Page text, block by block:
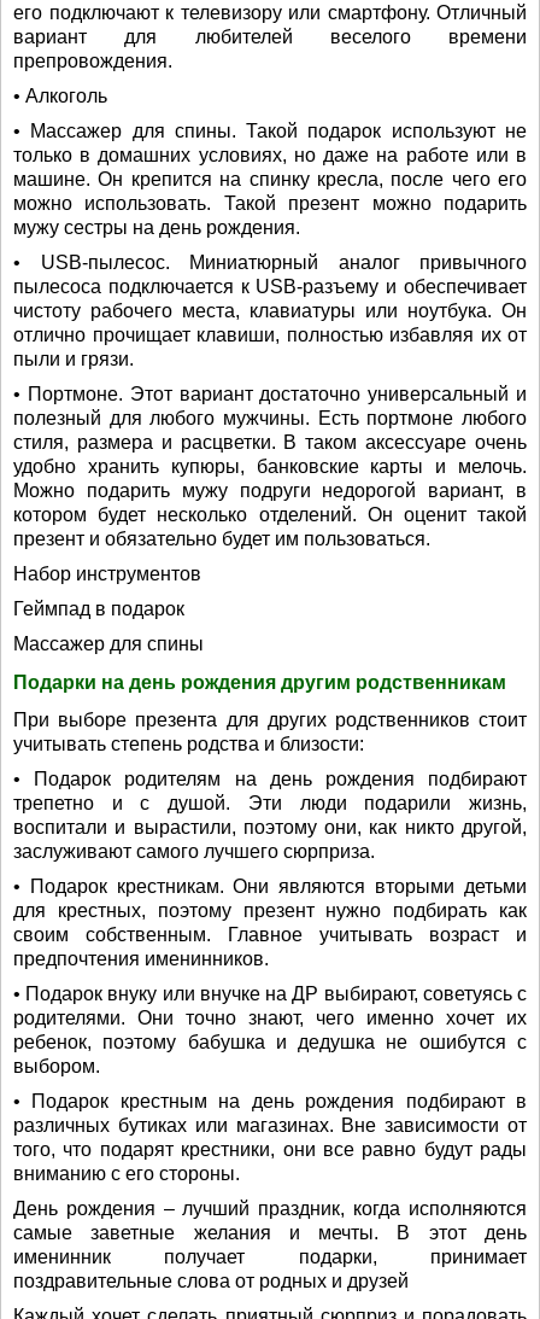
его подключают к телевизору или смартфону. Отличный
вариант для любителей веселого времени
препровождения.
• Алкоголь
• Массажер для спины. Такой подарок используют не
только в домашних условиях, но даже на работе или в
машине. Он крепится на спинку кресла, после чего его
можно использовать. Такой презент можно подарить
мужу сестры на день рождения.
• USB-пылесос. Миниатюрный аналог привычного
пылесоса подключается к USB-разъему и обеспечивает
чистоту рабочего места, клавиатуры или ноутбука. Он
отлично прочищает клавиши, полностью избавляя их от
пыли и грязи.
• Портмоне. Этот вариант достаточно универсальный и
полезный для любого мужчины. Есть портмоне любого
стиля, размера и расцветки. В таком аксессуаре очень
удобно хранить купюры, банковские карты и мелочь.
Можно подарить мужу подруги недорогой вариант, в
котором будет несколько отделений. Он оценит такой
презент и обязательно будет им пользоваться.
Набор инструментов
Геймпад в подарок
Массажер для спины
Подарки на день рождения другим родственникам
При выборе презента для других родственников стоит
учитывать степень родства и близости:
• Подарок родителям на день рождения подбирают
трепетно и с душой. Эти люди подарили жизнь,
воспитали и вырастили, поэтому они, как никто другой,
заслуживают самого лучшего сюрприза.
• Подарок крестникам. Они являются вторыми детьми
для крестных, поэтому презент нужно подбирать как
своим собственным. Главное учитывать возраст и
предпочтения именинников.
• Подарок внуку или внучке на ДР выбирают, советуясь с
родителями. Они точно знают, чего именно хочет их
ребенок, поэтому бабушка и дедушка не ошибутся с
выбором.
• Подарок крестным на день рождения подбирают в
различных бутиках или магазинах. Вне зависимости от
того, что подарят крестники, они все равно будут рады
вниманию с его стороны.
День рождения – лучший праздник, когда исполняются
самые заветные желания и мечты. В этот день
именинник получает подарки, принимает
поздравительные слова от родных и друзей